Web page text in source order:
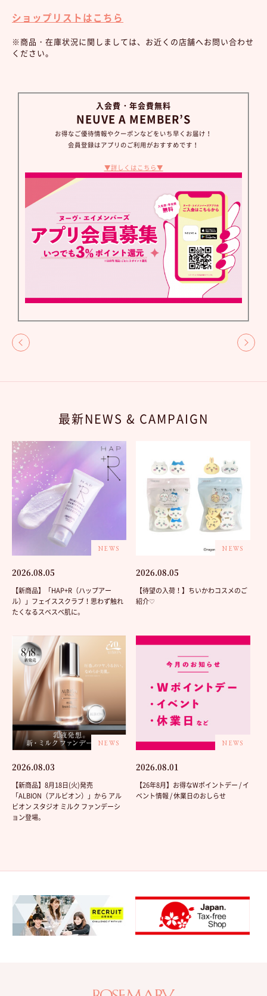
ショップリストはこちら
※商品・在庫状況に関しましては、お近くの店舗へお問い合わせ
ください。
入会費・年会費無料
NEUVE A MEMBER’S
お得なご優待情報やクーポンなどをいち早くお届け！
会員登録はアプリのご利用がおすすめです！
▼詳しくはこちら▼
最新NEWS & CAMPAIGN
NEWS
2026.08.05
【新商品】「HAP+R（ハップアー
ル）」フェイススクラブ！思わず触れ
たくなるスベスベ肌に。
NEWS
2026.08.05
【待望の入荷！】ちいかわコスメのご
紹介♡
NEWS
2026.08.03
【新商品】8月18日(火)発売
「ALBION（アルビオン）」から アル
ビオン スタジオ ミルク ファンデーシ
ョン登場。
NEWS
2026.08.01
【26年8月】お得なWポイントデー / イ
ベント情報 / 休業日のおしらせ